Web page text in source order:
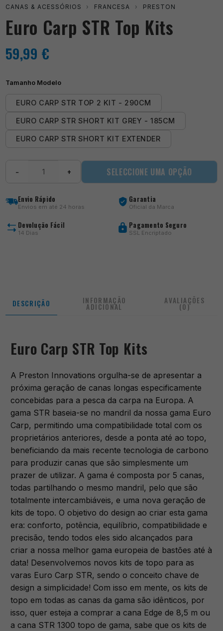
CANAS & ACESSÓRIOS › FRANCESA › PRESTON
Euro Carp STR Top Kits
59,99 €
Tamanho Modelo
EURO CARP STR TOP 2 KIT - 290CM
EURO CARP STR SHORT KIT GREY - 185CM
EURO CARP STR SHORT KIT EXTENDER
STR
Top
− + SELECCIONE UMA OPÇÃO
Envio Rápido
Envios em até 24 horas
Garantia
Oficial da Marca
Devolução Fácil
14 Dias
Pagamento Seguro
SSL Encriptado
DESCRIÇÃO INFORMAÇÃO
ADICIONAL
AVALIAÇÕES
(0)
Euro Carp STR Top Kits
A Preston Innovations orgulha-se de apresentar a
próxima geração de canas longas especificamente
concebidas para a pesca da carpa na Europa. A
gama STR baseia-se no mandril da nossa gama Euro
Carp, permitindo uma compatibilidade total com os
proprietários anteriores, desde a ponta até ao topo,
beneficiando da mais recente tecnologia de carbono
para produzir canas que são simplesmente um
prazer de utilizar. A gama é composta por 5 canas,
todas partilhando o mesmo mandril, pelo que são
totalmente intercambiáveis, e uma nova geração de
kits de topo. O objetivo do design ao criar esta gama
era: conforto, potência, equilíbrio, compatibilidade e
precisão, tendo todos eles sido alcançados para
criar a nossa melhor gama europeia de bastões até à
data! Desenvolvemos novos kits de topo para as
varas Euro Carp STR, sendo o conceito chave de
design a simplicidade! Com isso em mente, os kits de
topo em todas as canas da gama são idênticos, por
isso, quer esteja a comprar a cana Edge de 8,5 m ou
a cana STR 1300 topo de gama, sabe que os kits de